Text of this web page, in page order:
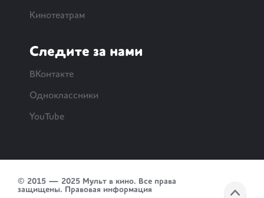
Кинотеатрам
Следите за нами
ВКонтакте
Одноклассники
YouTube
© 2015 — 2025 Мульт в кино. Все права
защищены. Правовая информация